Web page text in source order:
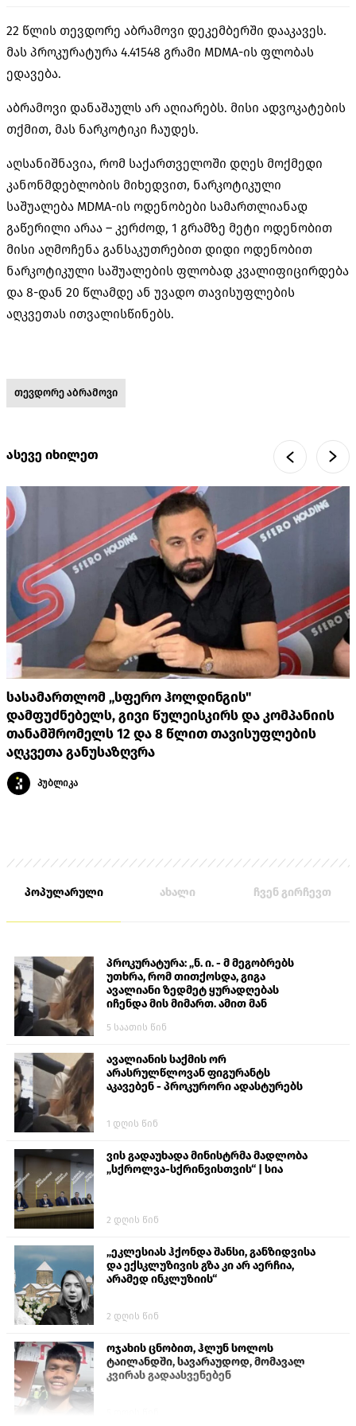
22 წლის თევდორე აბრამოვი დეკემბერში დააკავეს.
მას პროკურატურა 4.41548 გრამი MDMA-ის ფლობას
ედავება.
აბრამოვი დანაშაულს არ აღიარებს. მისი ადვოკატების
თქმით, მას ნარკოტიკი ჩაუდეს.
აღსანიშნავია, რომ საქართველოში დღეს მოქმედი
კანონმდებლობის მიხედვით, ნარკოტიკული
საშუალება MDMA-ის ოდენობები სამართლიანად
გაწერილი არაა – კერძოდ, 1 გრამზე მეტი ოდენობით
მისი აღმოჩენა განსაკუთრებით დიდი ოდენობით
ნარკოტიკული საშუალების ფლობად კვალიფიცირდება
და 8-დან 20 წლამდე ან უვადო თავისუფლების
აღკვეთას ითვალისწინებს.
თევდორე აბრამოვი
ასევე იხილეთ
სასამართლომ „სფერო ჰოლდინგის"
დამფუძნებელს, გივი წულეისკირს და კომპანიის
თანამშრომელს 12 და 8 წლით თავისუფლების
აღკვეთა განუსაზღვრა
პუბლიკა
პოპულარული ახალი ჩვენ გირჩევთ
პროკურატურა: „ნ. ი. - მ მეგობრებს
უთხრა, რომ თითქოსდა, გიგა
ავალიანი ზედმეტ ყურადღებას
იჩენდა მის მიმართ. ამით მან
თავს დასხმოდა გიგა ავალიანს“
5 საათის წინ
ავალიანის საქმის ორ
არასრულწლოვან ფიგურანტს
აკავებენ - პროკურორი ადასტურებს
1 დღის წინ
ვის გადაუხადა მინისტრმა მადლობა
„სქროლვა-სქრინვისთვის“ | სია
2 დღის წინ
„ეკლესიას ჰქონდა შანსი, განზიდვისა
და ექსკლუზივის გზა კი არ აერჩია,
არამედ ინკლუზიის“
2 დღის წინ
ოჯახის ცნობით, ჰლუნ სოლოს
ტაილანდში, სავარაუდოდ, მომავალ
კვირას გადაასვენებენ